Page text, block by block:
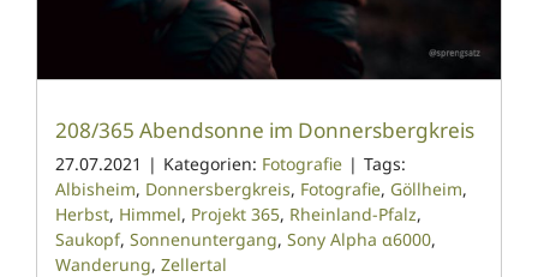
208/365 Abendsonne im Donnersbergkreis
27.07.2021 | Kategorien: Fotografie | Tags:
Albisheim, Donnersbergkreis, Fotografie, Göllheim,
Herbst, Himmel, Projekt 365, Rheinland-Pfalz,
Saukopf, Sonnenuntergang, Sony Alpha α6000,
Wanderung, Zellertal